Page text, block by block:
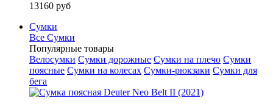
13160 руб
Сумки
Все Сумки
Популярные товары
Велосумки Сумки дорожные Сумки на плечо Сумки
поясные Сумки на колесах Сумки-рюкзаки Сумки для
бега